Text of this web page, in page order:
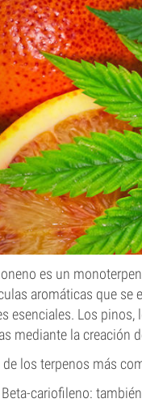
es un
aromáticas que se
esenciales. Los
mediante la creación
de los terpenos más
Beta-cariofileno: